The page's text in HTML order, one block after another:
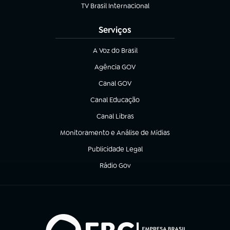
TV Brasil Internacional
(abre em nova aba)
Serviços
A Voz do Brasil
(abre em nova aba)
Agência GOV
(abre em nova aba)
Canal GOV
(abre em nova aba)
Canal Educação
(abre em nova aba)
Canal Libras
(abre em nova aba)
Monitoramento e Análise de Mídias
(abre em nova aba)
Publicidade Legal
(abre em nova aba)
Rádio Gov
(abre em nova aba)